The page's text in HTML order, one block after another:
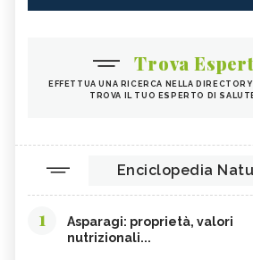
Trova
EFFETTUA UNA RICERCA NELLA
TROVA IL TUO ESPERTO DI
Enciclopedia
1
Asparagi: proprietà, valori
nutrizionali...